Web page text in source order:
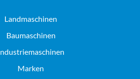
landmaschinen
baumaschinen
industriemaschinen
Marken